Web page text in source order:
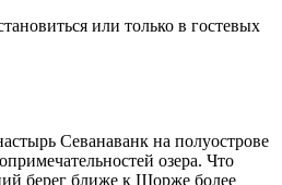
или только в гостевых
Севанаванк на полуострове
озера. Что
берег ближе к Шорже более